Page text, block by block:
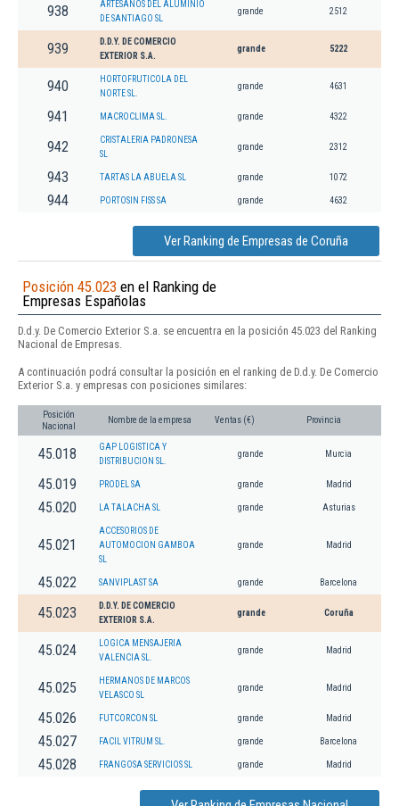
938
ARTESANOS DEL ALUMINIO
DE SANTIAGO SL
grande 2512
939
D.D.Y. DE COMERCIO
EXTERIOR S.A.
grande 5222
940
HORTOFRUTICOLA DEL
NORTE SL.
grande 4631
941 MACROCLIMA SL. grande 4322
942
CRISTALERIA PADRONESA
SL
grande 2312
943 TARTAS LA ABUELA SL grande 1072
944 PORTOSIN FISS SA grande 4632
Ver Ranking de Empresas de Coruña
Posición 45.023 en el Ranking de
Empresas Españolas
D.d.y. De Comercio Exterior S.a. se encuentra en la posición 45.023 del Ranking
Nacional de Empresas.
A continuación podrá consultar la posición en el ranking de D.d.y. De Comercio
Exterior S.a. y empresas con posiciones similares:
Posición
Nacional
Nombre de la empresa Ventas (€) Provincia
45.018
GAP LOGISTICA Y
DISTRIBUCION SL.
grande Murcia
45.019 PRODEL SA grande Madrid
45.020 LA TALACHA SL grande Asturias
45.021
ACCESORIOS DE
AUTOMOCION GAMBOA
SL
grande Madrid
45.022 SANVIPLAST SA grande Barcelona
45.023
D.D.Y. DE COMERCIO
EXTERIOR S.A.
grande Coruña
45.024
LOGICA MENSAJERIA
VALENCIA SL.
grande Madrid
45.025
HERMANOS DE MARCOS
VELASCO SL
grande Madrid
45.026 FUTCORCON SL grande Madrid
45.027 FACIL VITRUM SL. grande Barcelona
45.028 FRANGOSA SERVICIOS SL grande Madrid